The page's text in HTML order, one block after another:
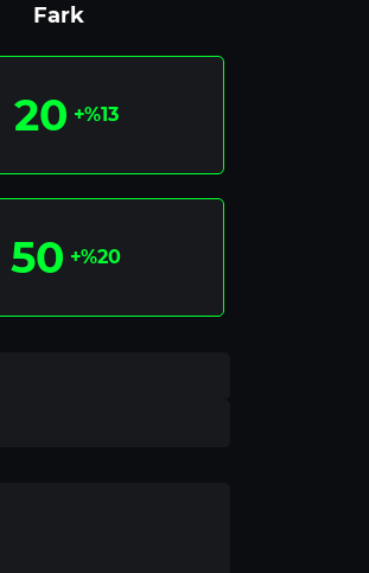
Fark
20 +%13
50 +%20